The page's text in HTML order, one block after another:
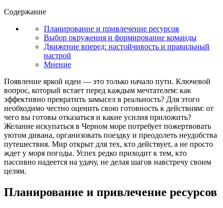
Содержание
Планирование и привлечение ресурсов
Выбор окружения и формирование команды
Движение вперед: настойчивость и правильный
настрой
Мнение
Появление яркой идеи — это только начало пути. Ключевой
вопрос, который встает перед каждым мечтателем: как
эффективно превратить замысел в реальность? Для этого
необходимо честно оценить свою готовность к действиям: от
чего вы готовы отказаться и какие усилия приложить?
Желание искупаться в Черном море потребует пожертвовать
уютом дивана, организовать поездку и преодолеть неудобства
путешествия. Мир открыт для тех, кто действует, а не просто
ждет у моря погоды. Успех редко приходит к тем, кто
пассивно надеется на удачу, не делая шагов навстречу своим
целям.
Планирование и привлечение ресурсов